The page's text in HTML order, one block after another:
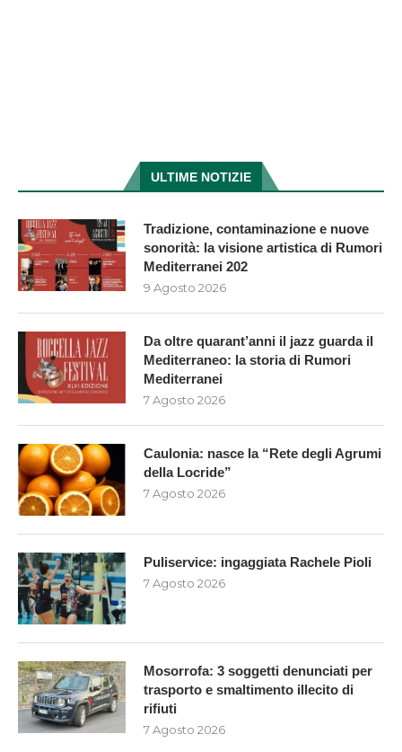
ULTIME NOTIZIE
Tradizione, contaminazione e nuove
sonorità: la visione artistica di Rumori
Mediterranei 202
9 Agosto 2026
Da oltre quarant’anni il jazz guarda il
Mediterraneo: la storia di Rumori
Mediterranei
7 Agosto 2026
Caulonia: nasce la “Rete degli Agrumi
della Locride”
7 Agosto 2026
Puliservice: ingaggiata Rachele Pioli
7 Agosto 2026
Mosorrofa: 3 soggetti denunciati per
trasporto e smaltimento illecito di
rifiuti
7 Agosto 2026